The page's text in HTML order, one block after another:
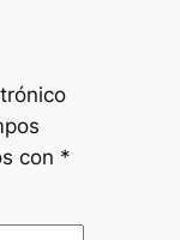
con *